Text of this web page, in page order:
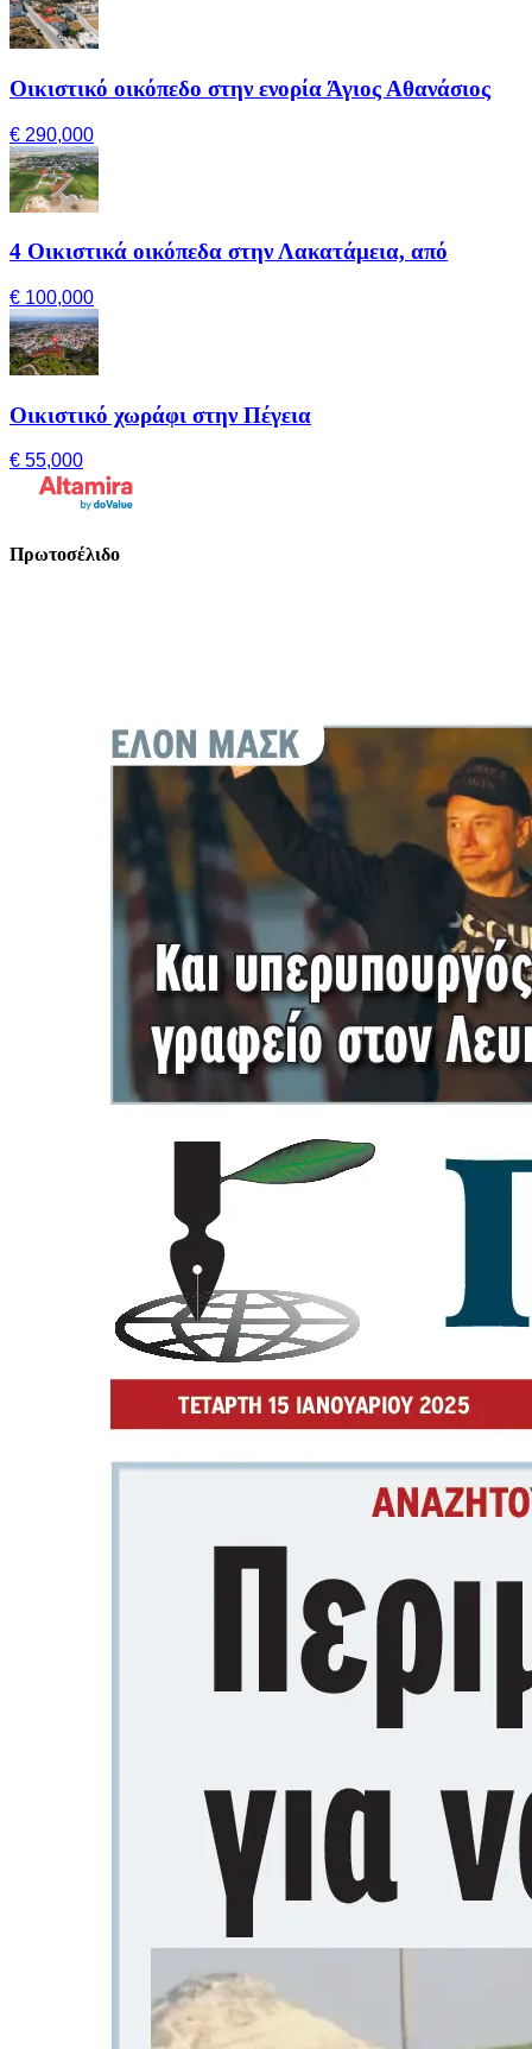
Οικιστικό οικόπεδο στην ενορία Άγιος Αθανάσιος
€ 290,000
4 Οικιστικά οικόπεδα στην Λακατάμεια, από
€ 100,000
Οικιστικό χωράφι στην Πέγεια
€ 55,000
Πρωτοσέλιδο